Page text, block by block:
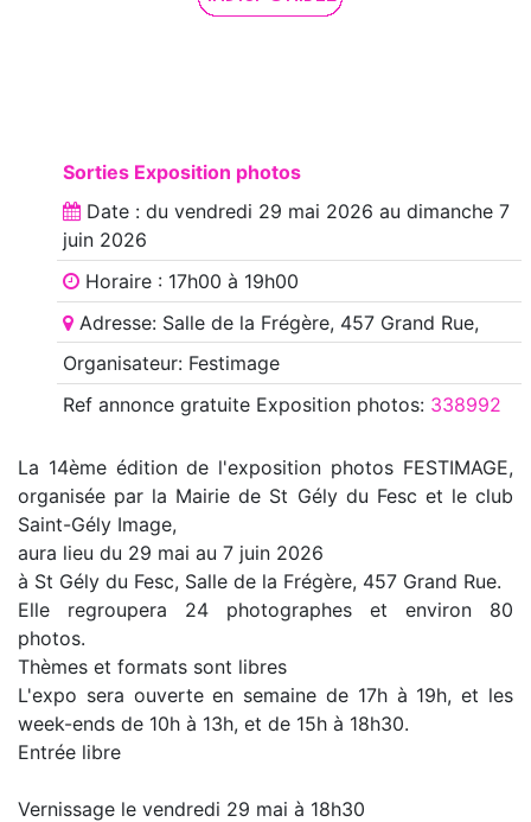
Sorties Exposition photos
Date : du vendredi 29 mai 2026 au dimanche 7
juin 2026
Horaire : 17h00 à 19h00
Adresse: Salle de la Frégère, 457 Grand Rue,
Organisateur: Festimage
Ref annoncegratuite Exposition photos: 338992
La 14ème édition de l'exposition photos FESTIMAGE,
organisée par la Mairie de St Gély du Fesc et le club
Saint-Gély Image,
aura lieu du 29 mai au 7 juin 2026
à St Gély du Fesc, Salle de la Frégère, 457 Grand Rue.
Elle regroupera 24 photographes et environ 80
photos.
Thèmes et formats sont libres
L'expo sera ouverte en semaine de 17h à 19h, et les
week-ends de 10h à 13h, et de 15h à 18h30.
Entrée libre
Vernissage le vendredi 29 mai à 18h30